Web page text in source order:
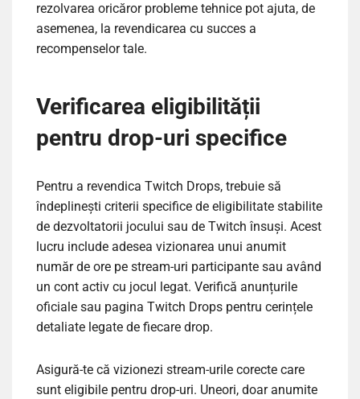
rezolvarea oricăror probleme tehnice pot ajuta, de
asemenea, la revendicarea cu succes a
recompenselor tale.
Verificarea eligibilității
pentru drop-uri specifice
Pentru a revendica Twitch Drops, trebuie să
îndeplinești criterii specifice de eligibilitate stabilite
de dezvoltatorii jocului sau de Twitch însuși. Acest
lucru include adesea vizionarea unui anumit
număr de ore pe stream-uri participante sau având
un cont activ cu jocul legat. Verifică anunțurile
oficiale sau pagina Twitch Drops pentru cerințele
detaliate legate de fiecare drop.
Asigură-te că vizionezi stream-urile corecte care
sunt eligibile pentru drop-uri. Uneori, doar anumite